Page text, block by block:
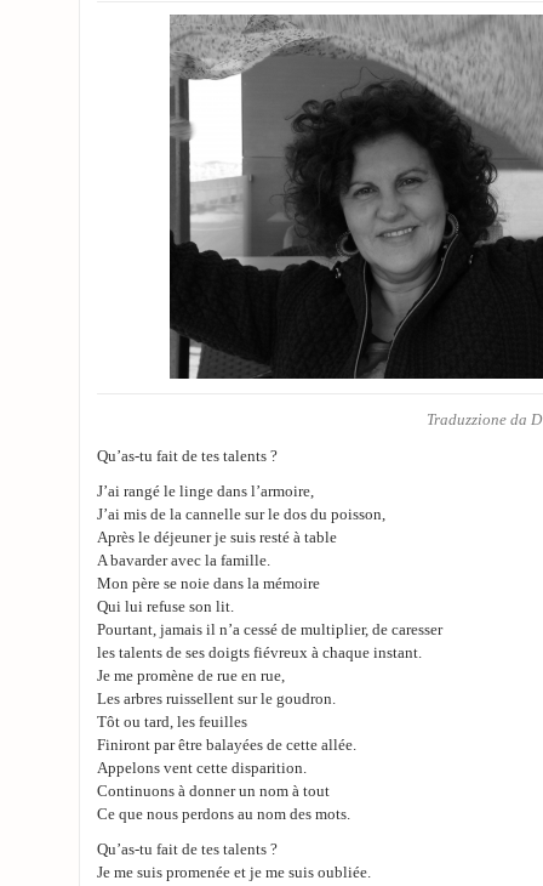
Traduzzione da
Qu’as-tu fait de tes talents ?
J’ai rangé le linge dans l’armoire,
J’ai mis de la cannelle sur le dos du poisson,
Après le déjeuner je suis resté à table
A bavarder avec la famille.
Mon père se noie dans la mémoire
Qui lui refuse son lit.
Pourtant, jamais il n’a cessé de multiplier, de caresser
les talents de ses doigts fiévreux à chaque instant.
Je me promène de rue en rue,
Les arbres ruissellent sur le goudron.
Tôt ou tard, les feuilles
Finiront par être balayées de cette allée.
Appelons vent cette disparition.
Continuons à donner un nom à tout
Ce que nous perdons au nom des mots.
Qu’as-tu fait de tes talents ?
Je me suis promenée et je me suis oubliée.